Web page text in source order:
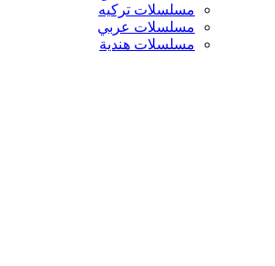
مسلسلات تركيه
مسلسلات عربي
مسلسلات هندية